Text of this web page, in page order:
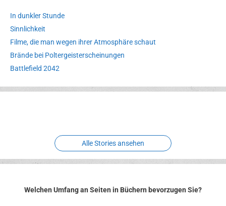
In dunkler Stunde
Sinnlichkeit
Filme, die man wegen ihrer Atmosphäre schaut
Brände bei Poltergeisterscheinungen
Battlefield 2042
Erlebnispark
Verbotene
Alle Stories ansehen
Welchen Umfang an Seiten in Büchern bevorzugen Sie?